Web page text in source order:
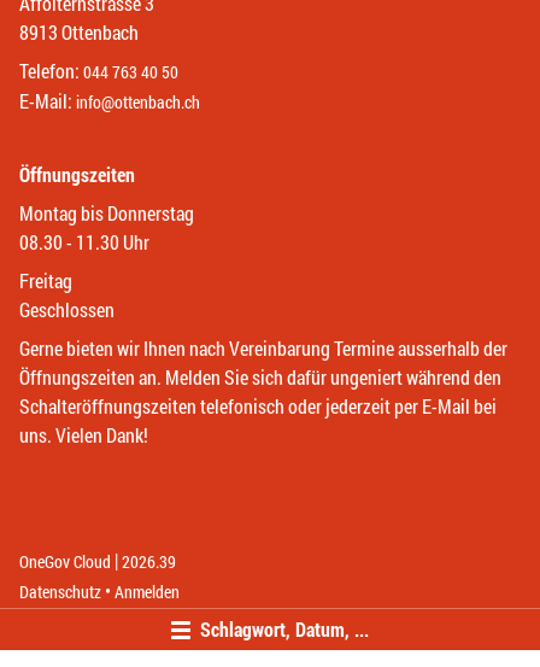
Schlagwort, Datum, ...
8913 Ottenbach
Telefon: 044 763 40 50
E-Mail: info@ottenbach.ch
Öffnungszeiten
Montag bis Donnerstag
08.30 - 11.30 Uhr
Freitag
Geschlossen
Gerne bieten wir Ihnen nach Vereinbarung Termine ausserhalb der
Öffnungszeiten an. Melden Sie sich dafür ungeniert während den
Schalteröffnungszeiten telefonisch oder jederzeit per E-Mail bei
uns. Vielen Dank!
OneGov Cloud (External Link)
|2026.39
Datenschutz (External Link)
Anmelden